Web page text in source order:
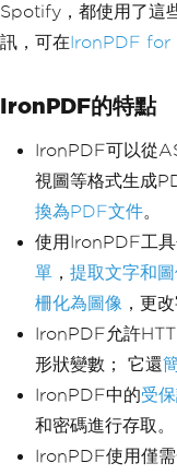
Spotify，都使用了這
訊，可在IronPDF for
IronPDF的特點
IronPDF可以從
視圖等格式生成
換為PDF文件。
使用IronPDF工
單 ， 提取文字和圖
柵化為圖像 ，更
IronPDF允許
形狀變數； 它還
IronPDF中的受
和密碼進行存取。
IronPDF使用僅